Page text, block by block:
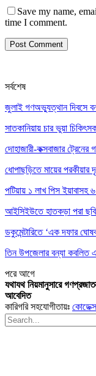
Save my name,
time I comment.
সর্বশেষ
জুলাই গণঅভ্যুত্থান দিবসে
সাতকানিয়ায় চার ভুয়া
দোহাজারী-কক্সবাজার
ধোপাছড়িতে মায়ের
পটিয়ায় ১ লাখ পিস ইয়াবাসহ
আইসিইউতে হাতকড়া পরা
ডকুমেন্টারিতে ‘এক দফার
তিন উপজেলার বন্যা কবলিত
পরেআগে
যথাযথ নিয়মানুসারে
আবেদিত
কারিগরি সহযোগীতায়ঃ